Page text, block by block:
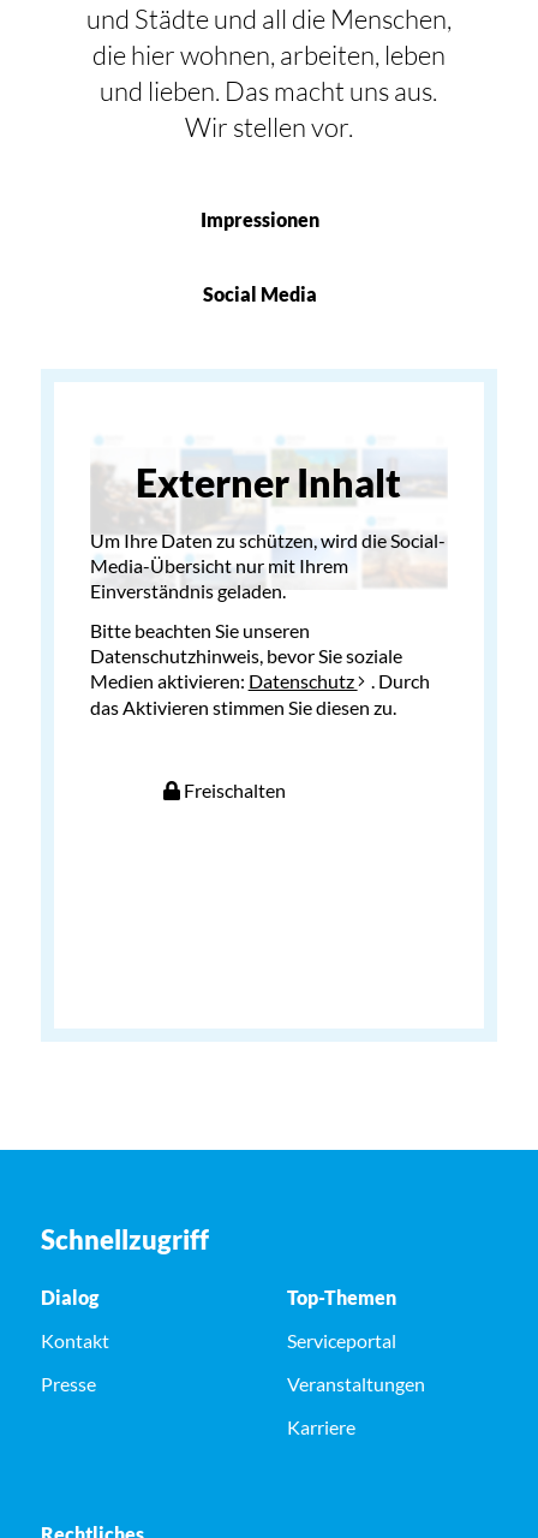
und Städte und all die Menschen,
die hier wohnen, arbeiten, leben
und lieben. Das macht uns aus.
Wir stellen vor.
Impressionen
Social Media
Externer Inhalt
Um Ihre Daten zu schützen, wird die Social-
Media-Übersicht nur mit Ihrem
Einverständnis geladen.
Bitte beachten Sie unseren
Datenschutzhinweis, bevor Sie soziale
Medien aktivieren: Datenschutz
. Durch
das Aktivieren stimmen Sie diesen zu.
Freischalten
Schnellzugriff
Dialog
Kontakt
Presse
Top-Themen
Serviceportal
Veranstaltungen
Karriere